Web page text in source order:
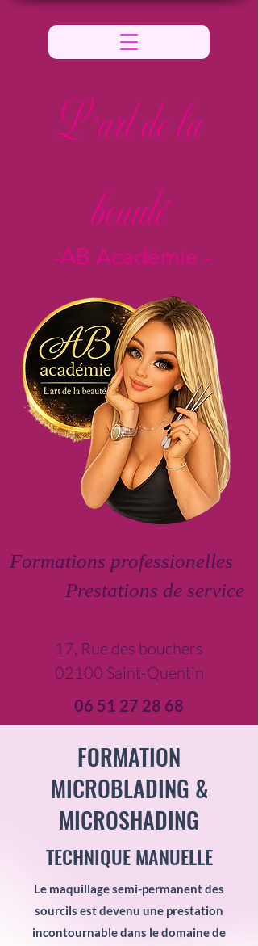
Prestations de service
Formations professionelles
L 'art de la
beauté
-AB Académie -
17, Rue des bouchers
02100 Saint-Quentin
06 51 27 28 68
FORMATION
MICROBLADING &
MICROSHADING
TECHNIQUE MANUELLE
Le maquillage semi-permanent des
sourcils est devenu une prestation
incontournable dans le domaine de